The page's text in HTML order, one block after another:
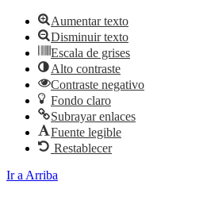
Aumentar texto
Disminuir texto
Escala de grises
Alto contraste
Contraste negativo
Fondo claro
Subrayar enlaces
Fuente legible
Restablecer
Ir a Arriba